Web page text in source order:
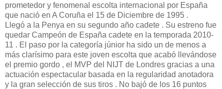
prometedor y fenomenal escolta internacional por España
que nació en A Coruña el 15 de Diciembre de 1995 .
Llegó a la Penya en su segundo año cadete . Su estreno fue
quedar Campeón de España cadete en la temporada 2010-
11 . El paso por la categoría júnior ha sido un de menos a
más clarísimo para este joven escolta que acabó llevándose
el premio gordo , el MVP del NIJT de Londres gracias a una
actuación espectacular basada en la regularidad anotadora
y la gran selección de sus tiros . No bajó de los 16 puntos